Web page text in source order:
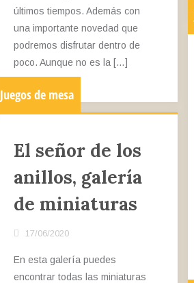
últimos tiempos. Además con
una importante novedad que
podremos disfrutar dentro de
poco. Aunque no es la […]
Juegos de mesa
El señor de los
anillos, galería
de miniaturas
17/06/2020
En esta galería puedes
encontrar todas las miniaturas